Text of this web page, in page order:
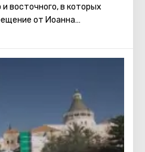
восточного, в которых
от Иоанна
через озеро
Море.Удивительно, что
в тропических лесах, а в
гиппопотамы.
в Ветхом и Новом заветах.
Земли
Навин привел